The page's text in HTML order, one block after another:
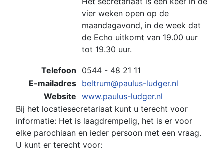
vier weken open op de
maandagavond, in de week dat
de Echo uitkomt van 19.00 uur
tot 19.30 uur.
Telefoon
0544 - 48 21 11
E-mailadres beltrum@paulus-ludger.nl
Website www.paulus-ludger.nl
Bij het locatiesecretariaat kunt u terecht voor
informatie: Het is laagdrempelig, het is er voor
elke parochiaan en ieder persoon met een vraag.
U kunt er terecht voor: